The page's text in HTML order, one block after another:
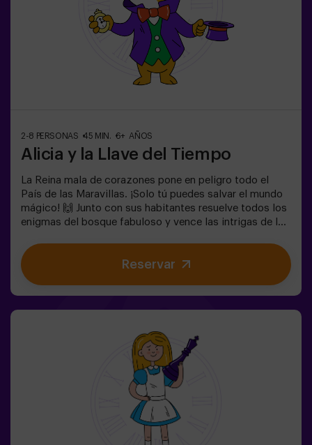
2-8 PERSONAS 45 MIN. 6+ AÑOS
Alicia y la Llave del Tiempo
La Reina mala de corazones pone en peligro todo el
País de las Maravillas. ¡Solo tú puedes salvar el mundo
mágico! 🙌 Junto con sus habitantes resuelve todos los
enigmas del bosque fabuloso y vence las intrigas de la
cautivante de tu vida con Alicia y el conejo? 🐇Es un
juego de escape destinado para niños a partir de 6 años
también! Tenemos posibilidad de reservar un espacio
tendrán que entrar acompañados por al menos de un
adulto.⚠️ Existen pasos estrechos ⚠️🧩 Nivel de
Reservar